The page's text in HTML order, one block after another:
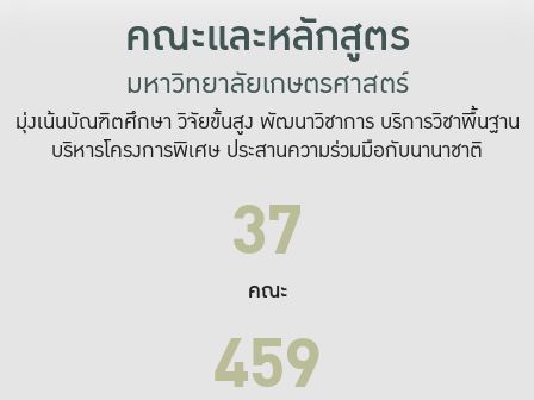
คณะและหลักสูตร
มหาวิทยาลัยเกษตรศาสตร์
มุ่งเน้นบัณฑิตศึกษา วิจัยขั้นสูง พัฒนาวิชาการ บริการวิชาพื้นฐาน
บริหารโครงการพิเศษ ประสานความร่วมมือกับนานาชาติ
37
คณะ
459